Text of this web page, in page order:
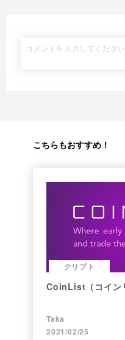
こちらもおすすめ！
クリプト
CoinList（コイン
Taka
2021/02/25